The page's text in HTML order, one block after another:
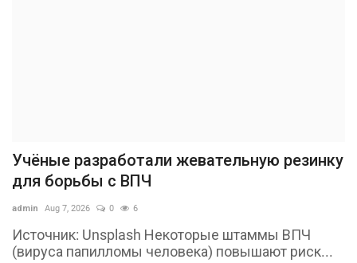
Учёные разработали жевательную резинку
для борьбы с ВПЧ
admin Aug 7, 2026 0 6
Источник: Unsplash Некоторые штаммы ВПЧ
(вируса папилломы человека) повышают риск...